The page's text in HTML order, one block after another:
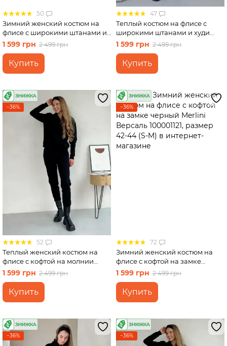
50
Зимний женский костюм на
флисе с широкими штанами и
кофтой на замке черный
Merlini Клермон 100001101,
размер 42-44 (S-M)
1 599 грн 2 499 грн
Купить
47
Теплый костюм на флисе с
широкими штанами и худи
черный Merlini Тулон
100001061, размер 42-44 (S-M)
1 599 грн 2 499 грн
Купить
−36%
52
Теплый женский костюм на
флисе с кофтой на молнии
черный Merlini Анже
100001081, размер 42-44 (S-M)
1 599 грн 2 499 грн
Купить
−36%
72
Зимний женский костюм на
флисе с кофтой на замке
черный Merlini Версаль
100001121, размер 42-44 (S-M)
1 599 грн 2 499 грн
Купить
−36% −36%